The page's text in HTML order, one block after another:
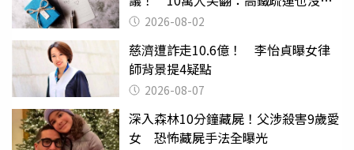
父親節
2026-08-02
慈濟遭詐走10.6億！ 李怡貞曝女律
師背景提4疑點
2026-08-07
深入森林10分鐘藏屍！父涉殺害9歲愛
女 恐怖藏屍手法全曝光